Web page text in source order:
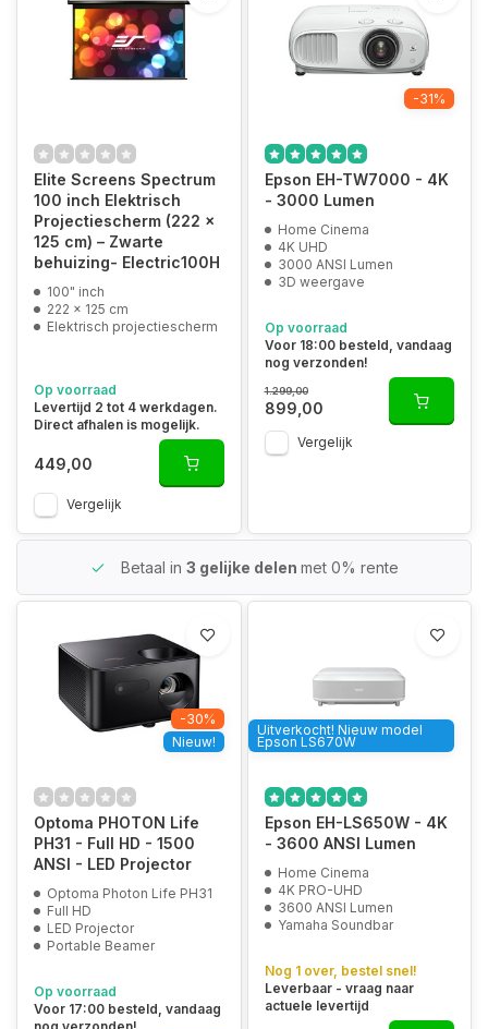
Elite Screens Spectrum
100 inch Elektrisch
Projectiescherm (222 x
125 cm) – Zwarte
behuizing- Electric100H
100" inch
222 x 125 cm
Elektrisch projectiescherm
Op voorraad
Levertijd 2 tot 4 werkdagen.
Direct afhalen is mogelijk.
449,00
Vergelijk
-31%
Epson EH-TW7000 - 4K
- 3000 Lumen
Home Cinema
4K UHD
3000 ANSI Lumen
3D weergave
Op voorraad
Voor 18:00 besteld, vandaag
nog verzonden!
1.299,00
899,00
Vergelijk
Betaal in 3 gelijke delen met 0% rente
-30%
Nieuw!
Optoma PHOTON Life
PH31 - Full HD - 1500
ANSI - LED Projector
Optoma Photon Life PH31
Full HD
LED Projector
Portable Beamer
Op voorraad
Voor 17:00 besteld, vandaag
Uitverkocht! Nieuw model
Epson LS670W
Epson EH-LS650W - 4K
- 3600 ANSI Lumen
Home Cinema
4K PRO-UHD
3600 ANSI Lumen
Yamaha Soundbar
Nog 1 over, bestel snel!
Leverbaar - vraag naar
actuele levertijd